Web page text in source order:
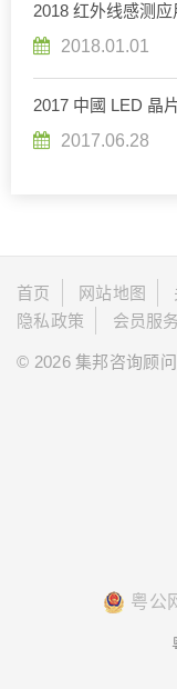
2018 红外线感测
2018.01.01
2017 中國 LED 晶
2017.06.28
首页 网站地图
隐私政策
会员服
© 2026 集邦咨询顾
粤公